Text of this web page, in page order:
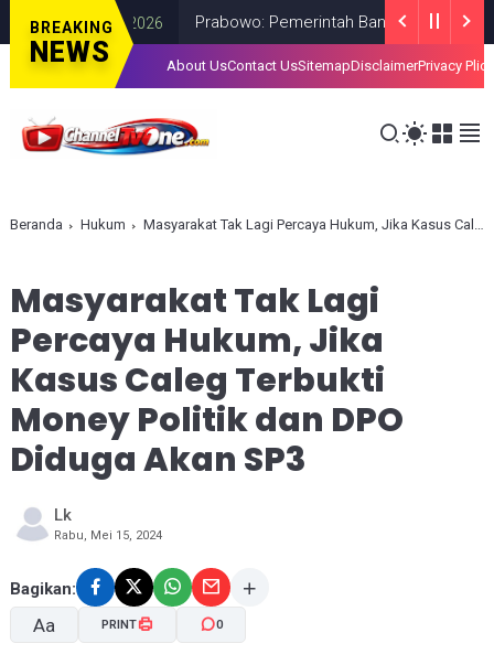
BREAKING
NEWS
Prabowo: Pemerintah Bangun 2.500 Jembatan,
About UsContact UsSitemapDisclaimerPrivacy Plice
Beranda Hukum Masyarakat Tak Lagi Percaya Hukum, Jika Kasus Caleg Terbukti Money Politik dan DPO Diduga Akan SP3
Masyarakat Tak Lagi
Percaya Hukum, Jika
Kasus Caleg Terbukti
Money Politik dan DPO
Diduga Akan SP3
Lk
Rabu, Mei 15, 2024
Bagikan:
Aa PRINT 0